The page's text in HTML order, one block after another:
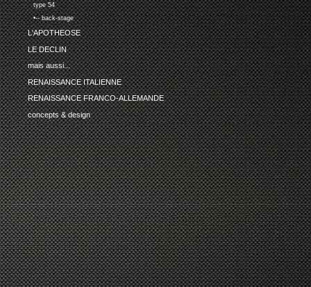
type 54
•-- back-stage
L'APOTHEOSE
LE DECLIN
mais aussi...
RENAISSANCE ITALIENNE
RENAISSANCE FRANCO-ALLEMANDE
concepts & design